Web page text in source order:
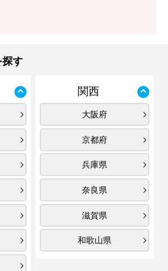
探す
関西
大阪府
京都府
兵庫県
奈良県
滋賀県
和歌山県